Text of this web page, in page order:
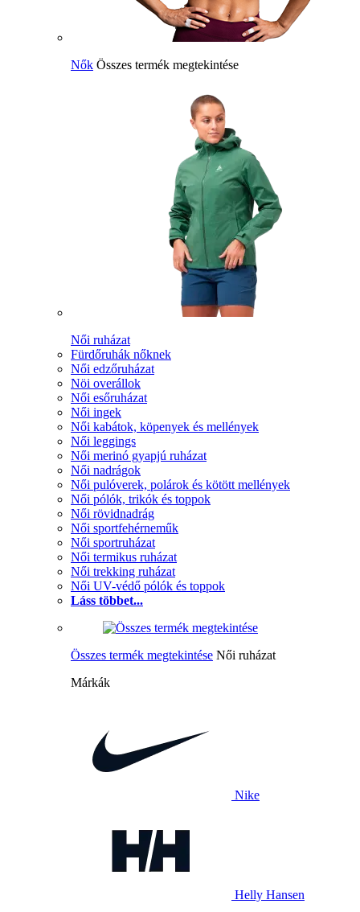
Nők Összes termék megtekintése
Női ruházat
Fürdőruhák nőknek
Női edzőruházat
Nöi overállok
Női esőruházat
Női ingek
Női kabátok, köpenyek és mellények
Női leggings
Női merinó gyapjú ruházat
Női nadrágok
Női pulóverek, polárok és kötött mellények
Női pólók, trikók és toppok
Női rövidnadrág
Női sportfehérneműk
Női sportruházat
Női termikus ruházat
Női trekking ruházat
Női UV-védő pólók és toppok
Láss többet...
Összes termék megtekintése Női ruházat
Márkák
Nike
Helly Hansen